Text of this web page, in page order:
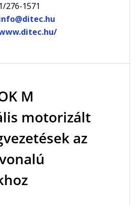
1/276-1571
M
motorizált
az